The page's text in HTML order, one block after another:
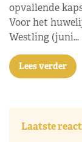
opvallende
Voor het
Westling (juni…
Lees verder
Laatste